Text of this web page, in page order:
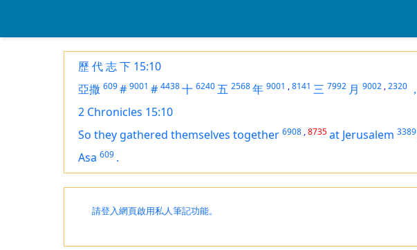
歷 代 志 下 15:10
亞撒 609# 9001 # 4438十 6240五 2568年 9001 ,8141 三 7992 月 9002 ,2320 ，
2 Chronicles 15:10
So they gathered themselves together 6908 ,8735at Jerusalem 3389
Asa 609 .
請登入網頁啟用私人筆記功能。